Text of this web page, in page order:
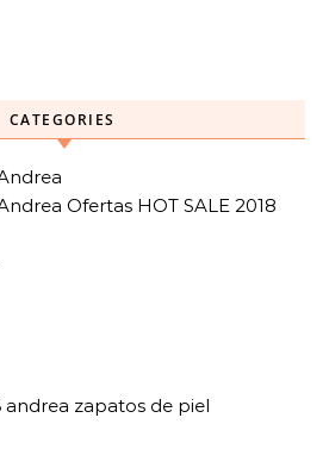
CATEGORIES
Ofertas HOT SALE 2018
andrea zapatos de piel